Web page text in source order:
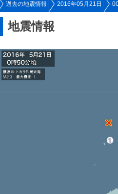
過去の地震情報 2016年05月21日
地震情報